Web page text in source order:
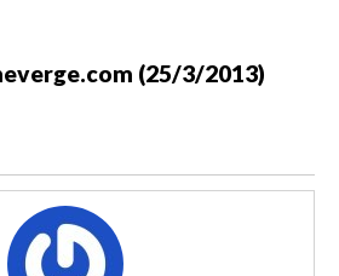
(25/3/2013)